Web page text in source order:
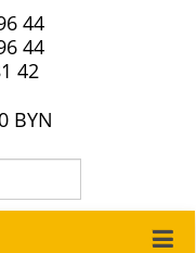
44
44
42
BYN